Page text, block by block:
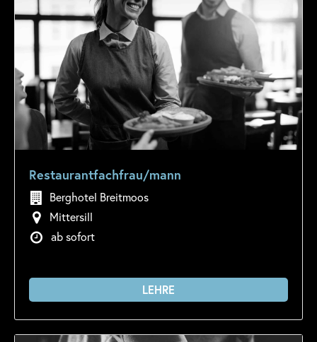
Restaurantfachfrau/mann
Berghotel Breitmoos
Mittersill
ab sofort
LEHRE